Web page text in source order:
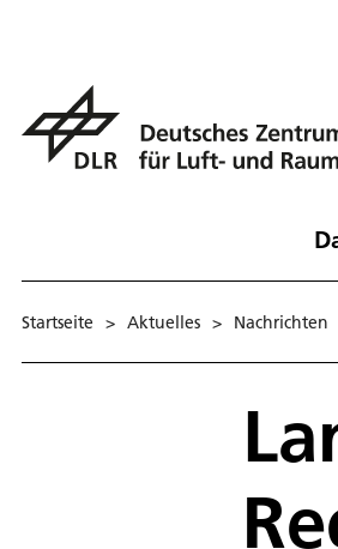
Startseite > Aktuelles > Nachrichten